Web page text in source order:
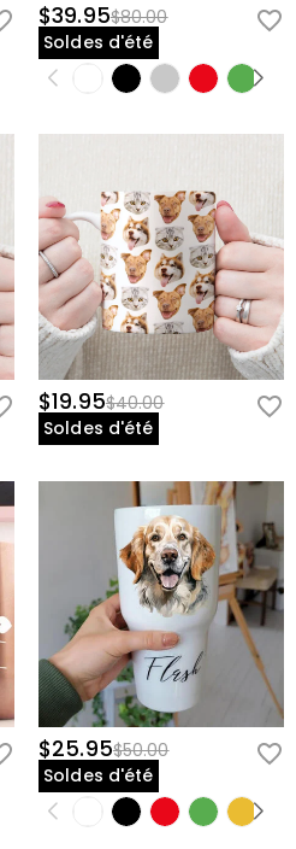
$39.95$80.00
Soldes d'été
$19.95$40.00
Soldes d'été
$25.95$50.00
Soldes d'été